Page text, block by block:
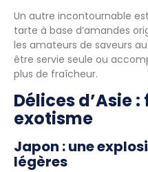
Un autre incontournable
tarte à base d’amandes
les amateurs de saveurs
être servie seule ou
plus de fraîcheur.
Délices d’Asie
exotisme
Japon : une
légères